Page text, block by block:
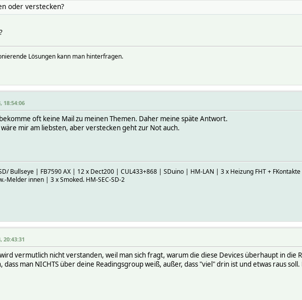
oder verstecken?
Lösungen kann man hinterfragen.
18:54:06
oft keine Mail zu meinen Themen. Daher meine späte Antwort.
mir am liebsten, aber verstecken geht zur Not auch.
Bullseye | FB7590 AX | 12 x Dect200 | CUL433+868 | SDuino | HM-LAN | 3 x Heizung FHT +
Melder innen | 3 x Smoked. HM-SEC-SD-2
20:43:31
vermutlich nicht verstanden, weil man sich fragt, warum die diese Devices überhaupt in
dass man NICHTS über deine Readingsgroup weiß, außer, dass "viel" drin ist und etwas raus